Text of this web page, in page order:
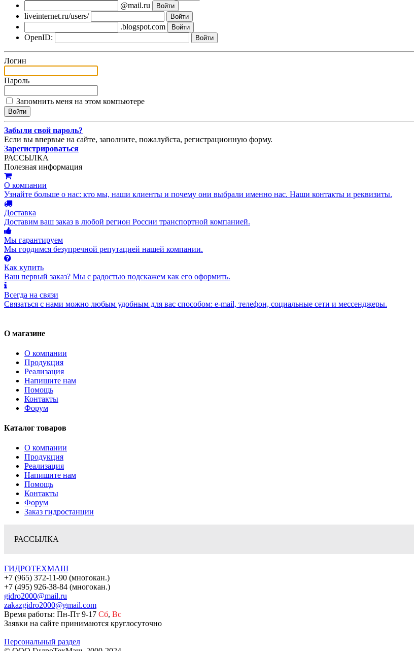
@mail.ru
liveinternet.ru/users/
.blogspot.com
OpenID:
Логин
Пароль
Запомнить меня на этом компьютере
Забыли свой пароль?
Если вы впервые на сайте, заполните, пожалуйста, регистрационную форму.
Зарегистрироваться
РАССЫЛКА
Полезная информация
О компании
Узнайте больше о нас: кто мы, наши клиенты и почему они выбрали именно нас. Наши контакты и реквизиты.
Доставка
Доставим ваш заказ в любой регион России транспортной компанией.
Мы гарантируем
Мы гордимся безупречной репутацией нашей компании.
Как купить
Ваш первый заказ? Мы с радостью подскажем как его оформить.
Всегда на связи
Связаться с нами можно любым удобным для вас способом: e-mail, телефон, социальные сети и мессенджеры.
О магазине
О компании
Продукция
Реализация
Напишите нам
Помощь
Контакты
Форум
Каталог товаров
О компании
Продукция
Реализация
Напишите нам
Помощь
Контакты
Форум
Заказ гидростанции
РАССЫЛКА
ГИДРОТЕХМАШ
+7 (965) 372-11-90 (многокан.)
+7 (495) 926-38-84 (многокан.)
gidro2000@mail.ru
zakazgidro2000@gmail.com
Время работы: Пн-Пт 9-17 Сб, Вс
Заявки на сайте принимаются круглосуточно
Персональный раздел